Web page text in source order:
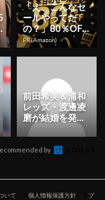
「え、こんなセ
ールやってた
の？」80％OFF
以上が続々登
場！Amazonの本
PR(Amazon)
前田希美＆浦和
レッズ・渡邊凌
磨が結婚を発
表！ユニフォー
ム姿の2ショッ
トに祝福の声...
by
いて 個人情報保護方針 プ